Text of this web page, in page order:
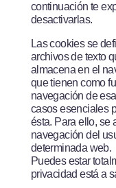
continuación te
desactivarlas.
Las cookies se
archivos de texto
almacena en el
que tienen como
navegación de
casos esenciales
ésta. Para ello, se
navegación del
determinada web.
Puedes estar
privacidad está a